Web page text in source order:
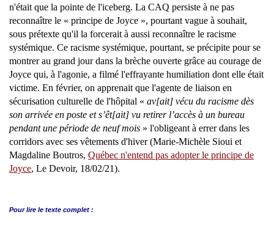
n'était que la pointe de l'iceberg. La CAQ persiste à ne pas
reconnaître le « principe de Joyce », pourtant vague à souhait,
sous prétexte qu'il la forcerait à aussi reconnaître le racisme
systémique. Ce racisme systémique, pourtant, se précipite pour se
montrer au grand jour dans la brèche ouverte grâce au courage de
Joyce qui, à l'agonie, a filmé l'effrayante humiliation dont elle était
victime. En février, on apprenait que l'agente de liaison en
sécurisation culturelle de l'hôpital « av[ait] vécu du racisme dès
son arrivée en poste et s’êt[ait] vu retirer l’accès à un bureau
pendant une période de neuf mois » l'obligeant à errer dans les
corridors avec ses vêtements d'hiver (Marie-Michèle Sioui et
Magdaline Boutros, Québec n'entend pas adopter le principe de
Joyce, Le Devoir, 18/02/21).
Pour lire le texte complet :